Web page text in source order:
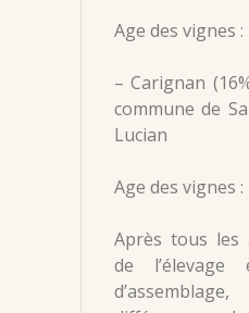
Age des vignes :
– Carignan
commune de
Lucian
Age des vignes :
Après tous les
de